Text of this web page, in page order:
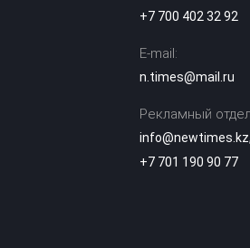
15:30
обвинил
15:03
+7 700 402 32 92
E-mail:
n.times@mail.ru
Рекламный
info@newtimes.kz,
+7 701 190 90 77